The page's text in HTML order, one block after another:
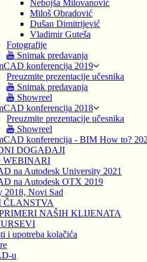
Nebojša Milovanović
Miloš Obradović
Dušan Dimitrijević
Vladimir Guteša
Fotografije
Snimak predavanja
konferencija 2019
Preuzmite prezentacije učesnika
Snimak predavanja
Showreel
konferencija 2018
Preuzmite prezentacije učesnika
Showreel
konferencija - BIM How to?
DOGAĐAJI
WEBINARI
na Autodesk University 2021
na Autodesk OTX 2019
2018, Novi Sad
ČLANSTVA
NAŠIH KLIJENATA
i upotreba kolačića
u